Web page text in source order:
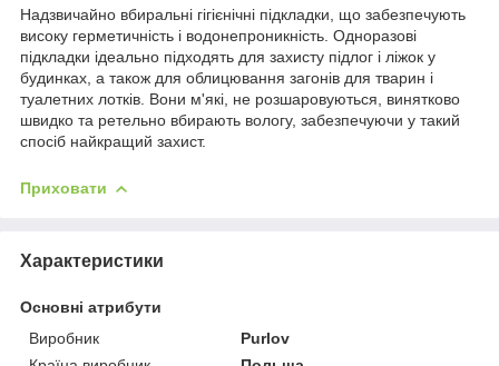
Надзвичайно вбиральні гігієнічні підкладки, що забезпечують
високу герметичність і водонепроникність. Одноразові
підкладки ідеально підходять для захисту підлог і ліжок у
будинках, а також для облицювання загонів для тварин і
туалетних лотків. Вони м'які, не розшаровуються, винятково
швидко та ретельно вбирають вологу, забезпечуючи у такий
спосіб найкращий захист.
Приховати
Характеристики
Основні атрибути
Виробник
Purlov